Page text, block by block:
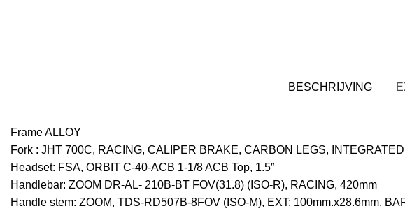
BESCHRIJVING
Frame ALLOY
Fork : JHT 700C, RACING, CALIPER BRAKE, CARBON LEGS,
Headset: FSA, ORBIT C-40-ACB 1-1/8 ACB Top, 1.5″
Handlebar: ZOOM DR-AL- 210B-BT FOV(31.8) (ISO-R), RACING, 420mm
Handle stem: ZOOM, TDS-RD507B-8FOV (ISO-M), EXT: 100mm.x28.6mm,